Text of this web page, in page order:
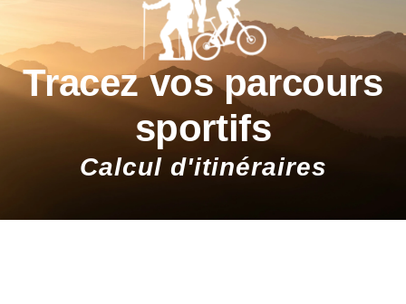
Tracez vos parcours
sportifs
Calcul d'itinéraires